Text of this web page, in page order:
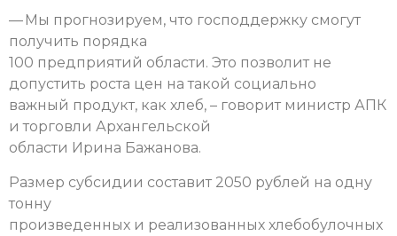
— Мы прогнозируем, что господдержку смогут
получить порядка
100 предприятий области. Это позволит не
допустить роста цен на такой социально
важный продукт, как хлеб, – говорит министр АПК
и торговли Архангельской
области Ирина Бажанова.
Размер субсидии составит 2050 рублей на одну
тонну
произведенных и реализованных хлебобулочных